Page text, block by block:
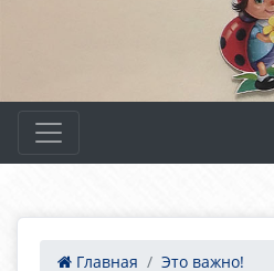
Главная
Это важно!